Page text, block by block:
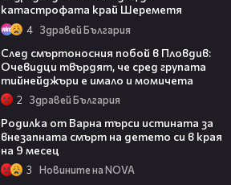
катастрофата край Шереметя
4 Здравей България
След смъртоносния побой в Пловдив:
Очевидци твърдят, че сред групата
тийнейджъри е имало и момичета
2 Здравей България
Родилка от Варна търси истината за
внезапната смърт на детето си в края
на 9 месец
3 Новините на NOVA